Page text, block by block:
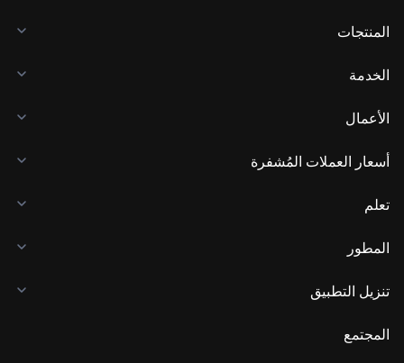
المنتجات
الخدمة
الأعمال
أسعار العملات المُشفرة
تعلم
المطور
تنزيل التطبيق
المجتمع